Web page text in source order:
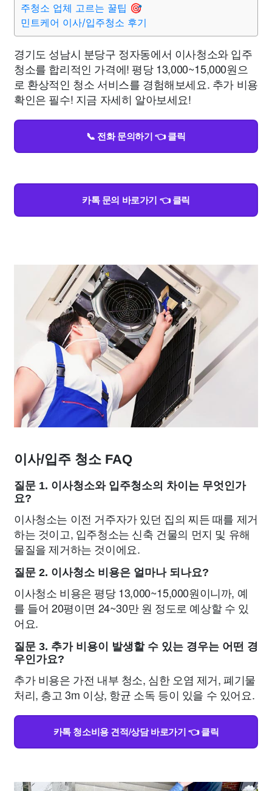
주청소 업체 고르는 꿀팁 🎯
민트케어 이사/입주청소 후기
경기도 성남시 분당구 정자동에서 이사청소와 입주
청소를 합리적인 가격에! 평당 13,000~15,000원으
로 환상적인 청소 서비스를 경험해보세요. 추가 비용
확인은 필수! 지금 자세히 알아보세요!
📞 전화 문의하기 👈 클릭
카톡 문의 바로가기 👈 클릭
이사/입주 청소 FAQ
질문 1. 이사청소와 입주청소의 차이는 무엇인가
요?
이사청소는 이전 거주자가 있던 집의 찌든 때를 제거
하는 것이고, 입주청소는 신축 건물의 먼지 및 유해
물질을 제거하는 것이에요.
질문 2. 이사청소 비용은 얼마나 되나요?
이사청소 비용은 평당 13,000~15,000원이니까, 예
를 들어 20평이면 24~30만 원 정도로 예상할 수 있
어요.
질문 3. 추가 비용이 발생할 수 있는 경우는 어떤 경
우인가요?
추가 비용은 가전 내부 청소, 심한 오염 제거, 폐기물
처리, 층고 3m 이상, 항균 소독 등이 있을 수 있어요.
카톡 청소비용 견적/상담 바로가기 👈 클릭